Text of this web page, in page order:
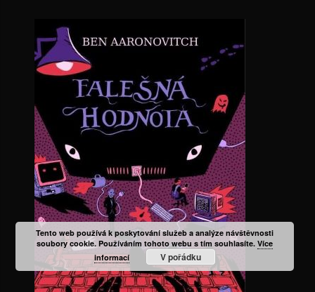
Tento web používá k poskytování služeb a analýze návštěvnosti
soubory cookie. Používáním tohoto webu s tím souhlasíte.Více
informací
V pořádku